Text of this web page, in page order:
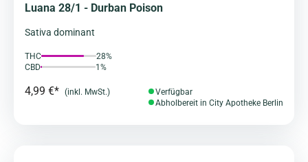
Luana 28/1 - Durban Poison
Sativa dominant
THC
28%
CBD
1%
4,99 €* (inkl. MwSt.)
Verfügbar
Abholbereit in City Apotheke Berlin